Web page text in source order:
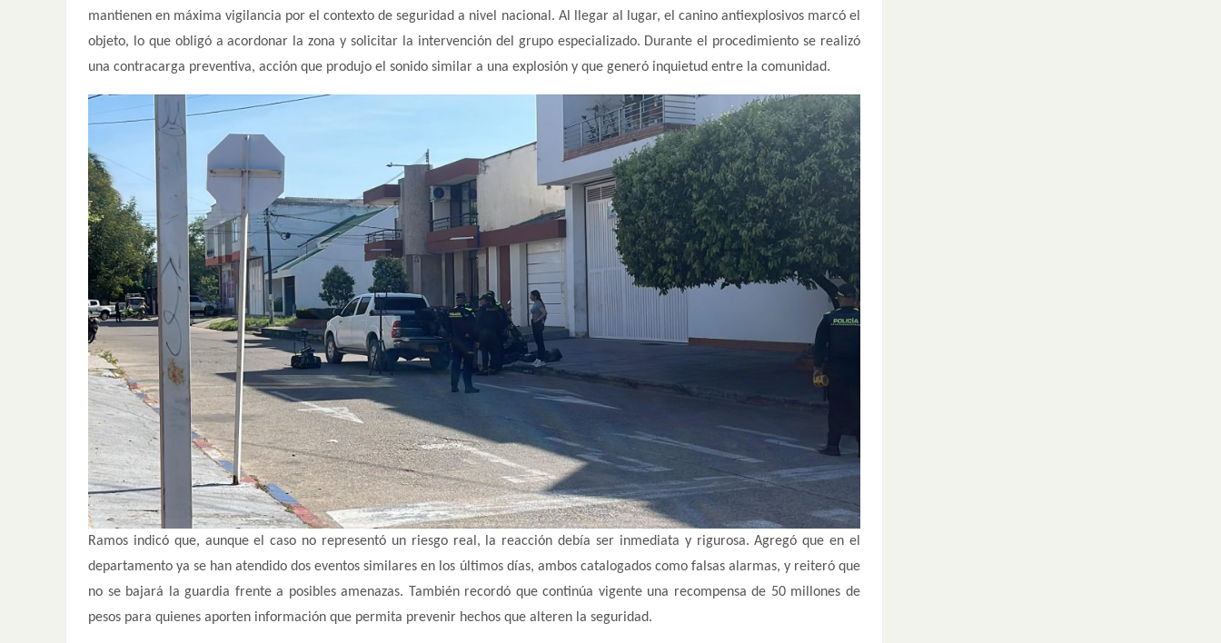
mantienen en máxima vigilancia por el contexto de seguridad a nivel nacional. Al llegar al lugar, el canino antiexplosivos marcó el
objeto, lo que obligó a acordonar la zona y solicitar la intervención del grupo especializado. Durante el procedimiento se realizó
una contracarga preventiva, acción que produjo el sonido similar a una explosión y que generó inquietud entre la comunidad.
Ramos indicó que, aunque el caso no representó un riesgo real, la reacción debía ser inmediata y rigurosa. Agregó que en el
departamento ya se han atendido dos eventos similares en los últimos días, ambos catalogados como falsas alarmas, y reiteró que
no se bajará la guardia frente a posibles amenazas. También recordó que continúa vigente una recompensa de 50 millones de
pesos para quienes aporten información que permita prevenir hechos que alteren la seguridad.